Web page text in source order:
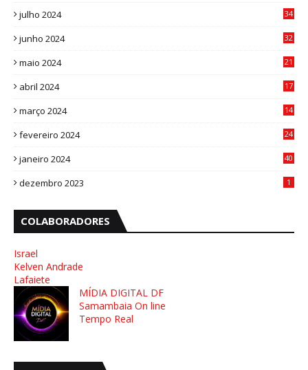
julho 2024
34
junho 2024
32
maio 2024
21
abril 2024
17
março 2024
14
fevereiro 2024
24
janeiro 2024
40
dezembro 2023 1
COLABORADORES
Israel
Kelven Andrade
Lafaiete
MÍDIA DIGITAL DF
Samambaia On line
Tempo Real